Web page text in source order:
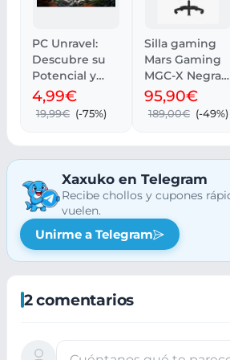
PC Unravel:
Descubre su
Potencial y
Rendimiento
4,99€
19,99€ (-75%)
Silla gaming
Mars Gaming
MGC-X Negra
para gamers
95,90€
189,00€ (-49%)
Xaxuko en Telegram
Recibe chollos y cupones
vuelen.
Unirme a Telegram
2 comentarios